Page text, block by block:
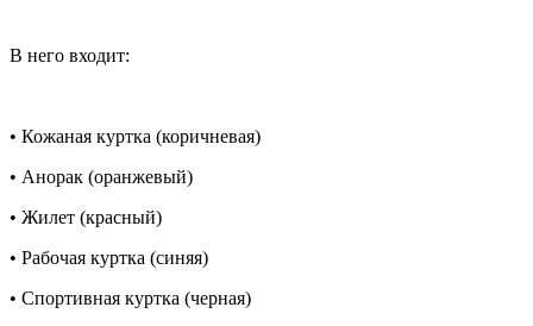
В него входит:
• Кожаная куртка (коричневая)
• Анорак (оранжевый)
• Жилет (красный)
• Рабочая куртка (синяя)
• Спортивная куртка (черная)